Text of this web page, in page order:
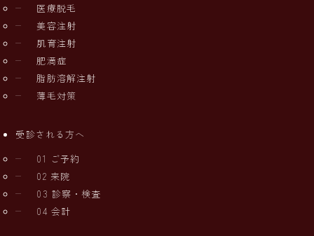
医療脱毛
美容注射
肌育注射
肥満症
脂肪溶解注射
薄毛対策
受診される方へ
01 ご予約
02 来院
03 診察・検査
04 会計